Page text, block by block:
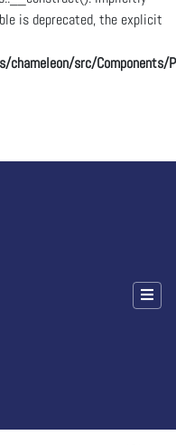
is deprecated, the explicit
src/Components/P